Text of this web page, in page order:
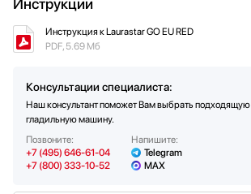
Вертикальное отпаривание
Время разогрева (мин)
Индикатор отсутствия воды
Дополнительные функции
Комплектация
Вес утюга (кг)
Инструкции
Инструкция к Laurastar GO EU RED
PDF, 5.69 Мб
Консультации специалиста:
Наш консультант поможет Вам выбрать подходящую
гладильную машину.
Позвоните:
+7 (495) 646-61-04
+7 (800) 333-10-52
Напишите:
Telegram
MAX